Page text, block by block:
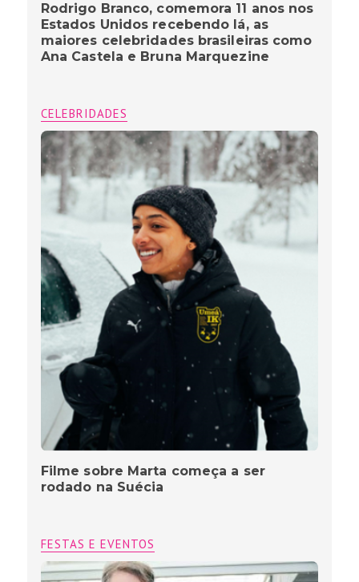
Rodrigo Branco, comemora 11 anos nos
Estados Unidos recebendo lá, as
maiores celebridades brasileiras como
Ana Castela e Bruna Marquezine
CELEBRIDADES
Filme sobre Marta começa a ser
rodado na Suécia
FESTAS E EVENTOS